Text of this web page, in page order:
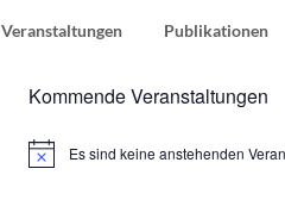
Veranstaltungen Publikationen
Kommende Veranstaltungen
HinweisEs sind keine anstehenden